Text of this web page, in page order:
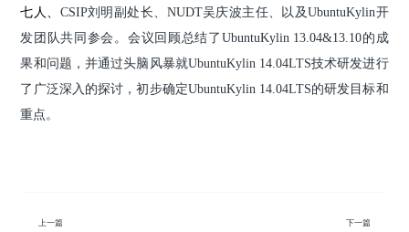
七人、 CSIP刘明副处长、NUDT吴庆波主任、以及UbuntuKylin开
发团 队共同 参会 。会议回顾总结了UbuntuKylin 13.04&13.10的成
果和问题，并通过头脑风暴就UbuntuKylin 14.04LTS技术研发进行
了广泛深入的探讨，初步确定UbuntuKylin 14.04LTS的研发目标和
重点。
上一篇 下一篇